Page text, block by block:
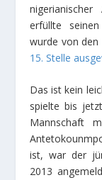
erfüllte
wurde von den
15. Stelle
Das ist kein
spielte bis
Mannschaft
ist, war der
2013